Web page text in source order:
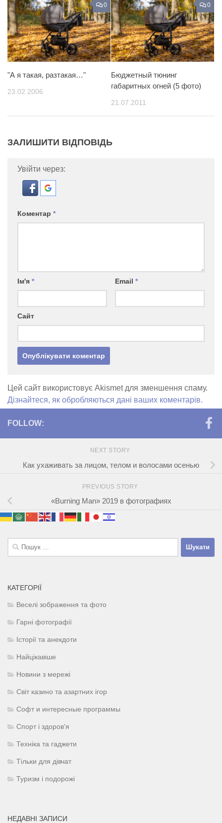
0
"А я такая, разтакая…"
23.02.2006
0
Бюджетный тюнинг
габаритных огней (5 фото)
21.07.2011
ЗАЛИШИТИ ВІДПОВІДЬ
Увійти через:
Коментар *
Ім'я * Email *
Сайт
Цей сайт використовує Akismet для зменшення спаму.
Дізнайтеся, як обробляються дані ваших коментарів.
FOLLOW:
NEXT STORY
Как ухаживать за лицом, телом и волосами осенью
PREVIOUS STORY
«Burning Man» 2019 в фотографиях
Пошук:
КАТЕГОРІЇ
Веселі зображення та фото
Гарні фотографії
Історії та анекдоти
Найцікавіше
Новини з мережі
Світ казино та азартних ігор
Софт и интересные программы
Спорт і здоров'я
Техніка та гаджети
Тільки для дівчат
Туризм і подорожі
НЕДАВНІ ЗАПИСИ